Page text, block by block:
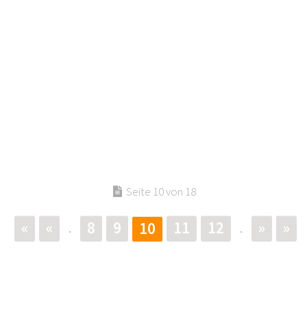
Seite 10 von 18
« « . 8 9 10 11 12 . » »